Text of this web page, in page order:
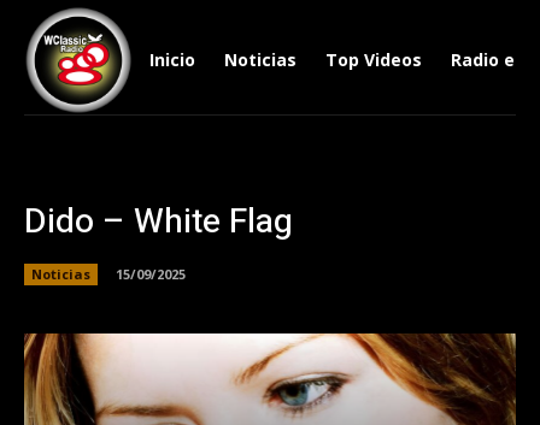
Inicio Noticias Top Videos Radio en
Dido – White Flag
Noticias 15/09/2025